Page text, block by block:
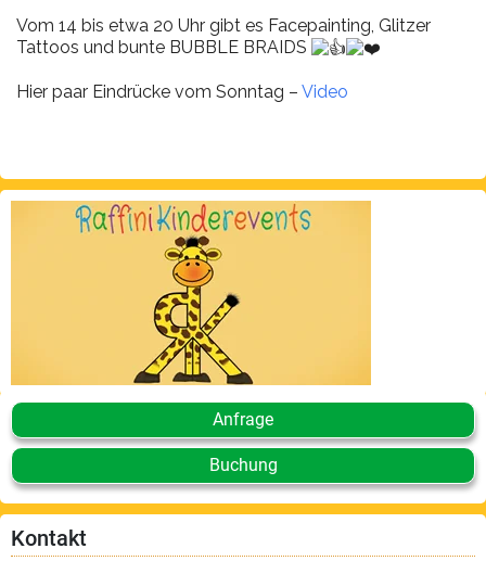
Vom 14 bis etwa 20 Uhr gibt es Facepainting, Glitzer
Tattoos und bunte BUBBLE BRAIDS
Hier paar Eindrücke vom Sonntag – Video
Anfrage
Buchung
Kontakt